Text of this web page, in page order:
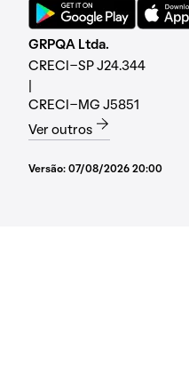
GRPQA Ltda.
CRECI-SP J24.344
CRECI-MG J5851
Ver outros
Versão: 07/08/2026 20:00